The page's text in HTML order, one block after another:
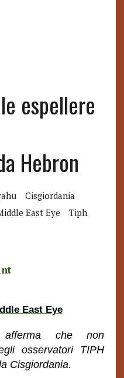
espellere
Hebron
Cisgiordania
East Eye Tiph
East Eye
afferma che non
osservatori TIPH
Cisgiordania.